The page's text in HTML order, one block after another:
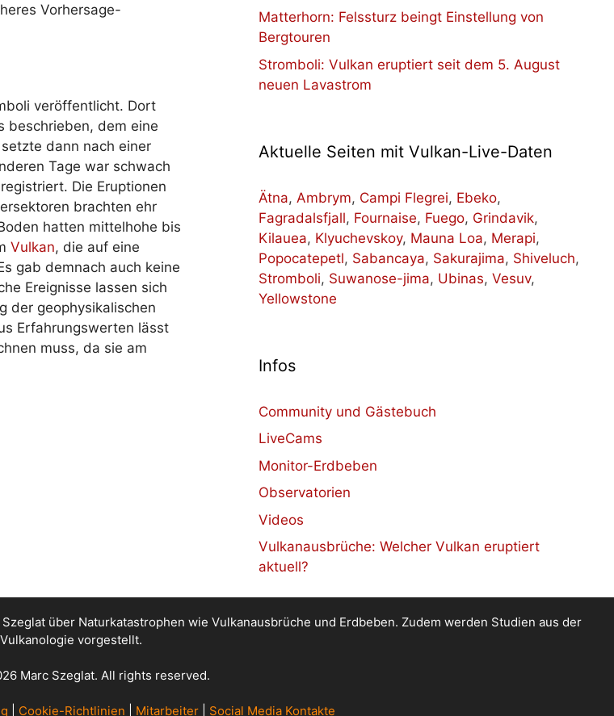
Vorhersage-
veröffentlicht. Dort
beschrieben, dem eine
dann nach einer
Tage war schwach
Die Eruptionen
brachten ehr
hatten mittelhohe bis
Vulkan, die auf eine
gab demnach auch keine
Ereignisse lassen sich
der geophysikalischen
Erfahrungswerten lässt
muss, da sie am
Matterhorn: Felssturz beingt Einstellung von
Bergtouren
Stromboli: Vulkan eruptiert seit dem 5. August
neuen Lavastrom
Aktuelle Seiten mit Vulkan-Live-Daten
Ätna, Ambrym, Campi Flegrei, Ebeko,
Fagradalsfjall, Fournaise, Fuego, Grindavik,
Kilauea, Klyuchevskoy, Mauna Loa, Merapi,
Popocatepetl, Sabancaya, Sakurajima, Shiveluch,
Stromboli, Suwanose-jima, Ubinas, Vesuv,
Yellowstone
Infos
Community und Gästebuch
LiveCams
Monitor-Erdbeben
Observatorien
Videos
Vulkanausbrüche: Welcher Vulkan eruptiert
aktuell?
über Naturkatastrophen wie Vulkanausbrüche und Erdbeben. Zudem werden Studien aus der
Vulkanologie vorgestellt.
Marc Szeglat. All rights reserved.
Cookie-Richtlinien Mitarbeiter Social Media Kontakte